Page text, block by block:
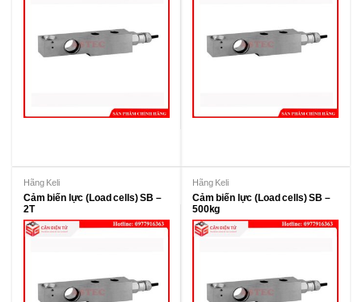
Hãng Keli
Cảm biến lực (Load cells) SB –
2T
Hãng Keli
Cảm biến lực (Load cells) SB –
500kg